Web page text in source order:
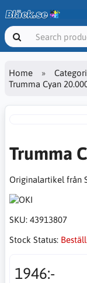
Home
Trumma Cyan
Trumma
Originalartikel från
SKU: 43913807
Stock Status:
1946:-